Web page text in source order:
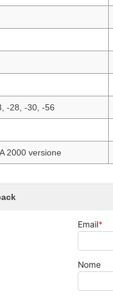
-28, -30, -56
2000 versione